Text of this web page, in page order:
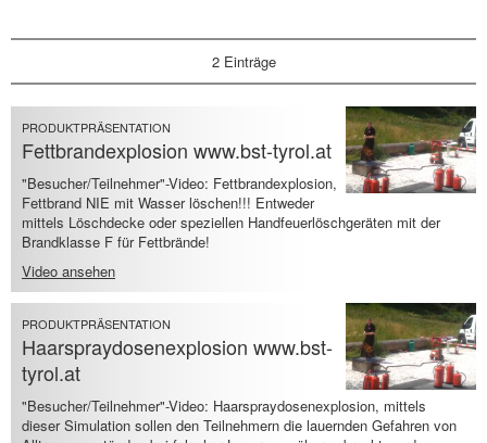
2 Einträge
PRODUKTPRÄSENTATION
Fettbrandexplosion www.bst-tyrol.at
"Besucher/Teilnehmer"-Video: Fettbrandexplosion,
Fettbrand NIE mit Wasser löschen!!! Entweder
mittels Löschdecke oder speziellen Handfeuerlöschgeräten mit der
Brandklasse F für Fettbrände!
Video ansehen
PRODUKTPRÄSENTATION
Haarspraydosenexplosion www.bst-
tyrol.at
"Besucher/Teilnehmer"-Video: Haarspraydosenexplosion, mittels
dieser Simulation sollen den Teilnehmern die lauernden Gefahren von